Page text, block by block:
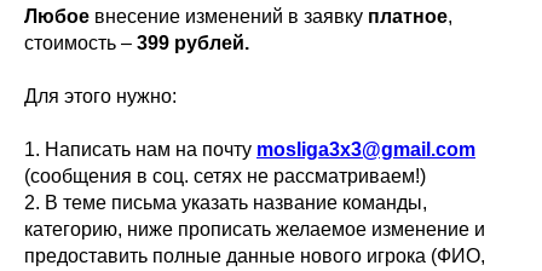
Любое внесение изменений в заявку платное,
стоимость – 399 рублей.
Для этого нужно:
1. Написать нам на почту mosliga3x3@gmail.com
(сообщения в соц. сетях не рассматриваем!)
2. В теме письма указать название команды,
категорию, ниже прописать желаемое изменение и
предоставить полные данные нового игрока (ФИО,